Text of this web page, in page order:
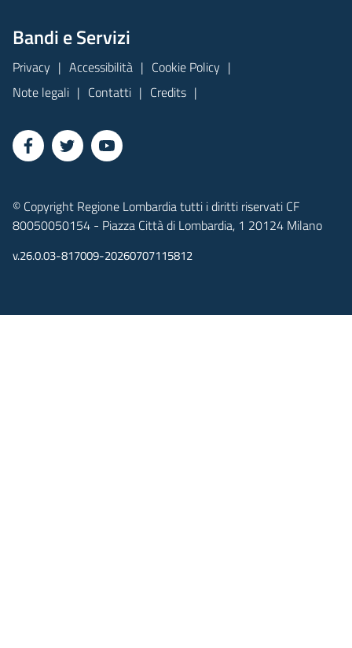
Bandi e Servizi
Privacy Accessibilità
Cookie Policy
Note legali
Contatti Credits
© Copyright Regione Lombardia tutti i diritti riservati CF
80050050154 - Piazza Città di Lombardia, 1 20124 Milano
v.26.0.03-817009-20260707115812